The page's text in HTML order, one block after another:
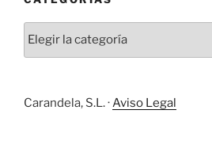
Carandela, S.L. ·Aviso Legal